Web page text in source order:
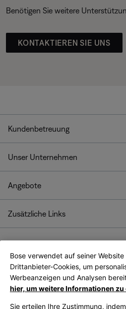
Benötigen Sie weitere
KONTAKTIEREN SIE UNS
Kundenbetreuung
Unser Unternehmen
Angebote
Zusätzliche Links
Bose App
Bose verwendet auf seiner
Drittanbieter-Cookies, um
Werbeanzeigen und Analysen
hier, um weitere Informationen zu
Sie erteilen Ihre Zustimmung,